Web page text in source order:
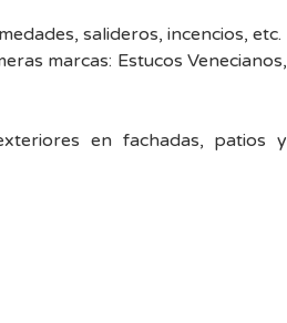
salideros, incencios, etc.
marcas: Estucos Venecianos,
en fachadas, patios y